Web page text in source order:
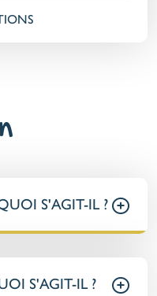
S'AGIT-IL ?
S'AGIT-IL ?